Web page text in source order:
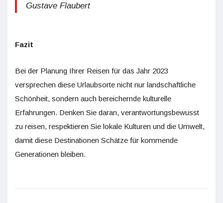
Gustave Flaubert
Fazit
Bei der Planung Ihrer Reisen für das Jahr 2023
versprechen diese Urlaubsorte nicht nur landschaftliche
Schönheit, sondern auch bereichernde kulturelle
Erfahrungen. Denken Sie daran, verantwortungsbewusst
zu reisen, respektieren Sie lokale Kulturen und die Umwelt,
damit diese Destinationen Schätze für kommende
Generationen bleiben.